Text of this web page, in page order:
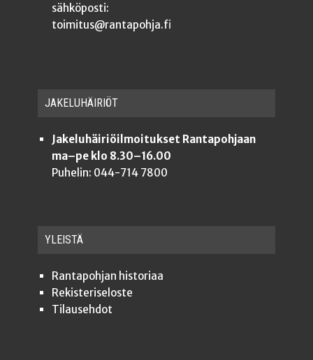
sähköposti:
toimitus@rantapohja.fi
JAKE­LU­HÄI­RIÖT
Jakeluhäiriöilmoitukset Rantapohjaan
ma–pe klo 8.30–16.00
Puhelin: 044-714 7800
YLEISTÄ
Ran­ta­poh­jan historiaa
Rekis­te­ri­se­los­te
Tilauseh­dot